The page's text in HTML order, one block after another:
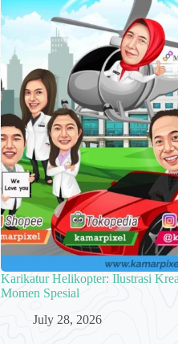
Karikatur Helikopter: Ilustrasi
Momen Spesial
July 28, 2026